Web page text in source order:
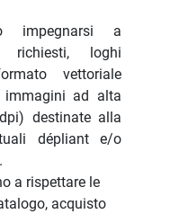
impegnarsi a
richiesti, loghi
vettoriale
immagini ad alta
destinate alla
dépliant e/o
a rispettare le
acquisto